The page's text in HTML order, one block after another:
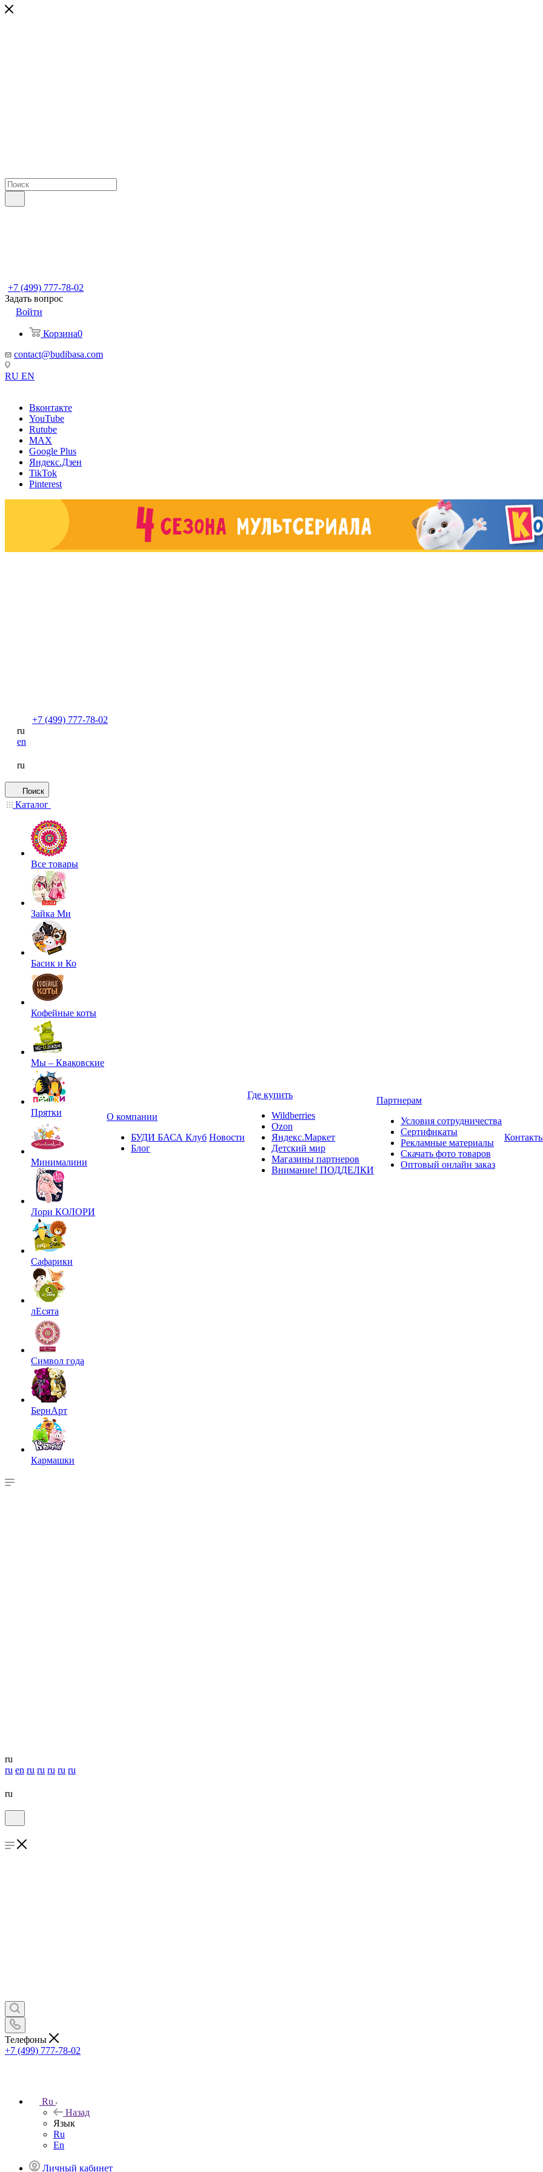
+7 (499) 777-78-02
Задать вопрос
Войти
Корзина0
contact@budibasa.com
RU EN
Вконтакте
YouTube
Rutube
MAX
Google Plus
Яндекс.Дзен
TikTok
Pinterest
+7 (499) 777-78-02
ru
en
ru
Поиск
Каталог
Все товары
Зайка Ми
Басик и Ко
Кофейные коты
Мы – Кваковские
Прятки
Минималини
Лори КОЛОРИ
Сафарики
лЕсята
Символ года
БернАрт
Кармашки
О компании
БУДИ БАСА Клуб
Блог
Новости
Где купить
Wildberries
Ozon
Яндекс.Маркет
Детский мир
Магазины партнеров
Внимание! ПОДДЕЛКИ
Партнерам
Условия сотрудничества
Сертификаты
Рекламные материалы
Скачать фото товаров
Оптовый онлайн заказ
ru
ru en ru ru ru ru ru
ru
Телефоны
+7 (499) 777-78-02
Ru
Назад
Язык
Ru
En
Личный кабинет